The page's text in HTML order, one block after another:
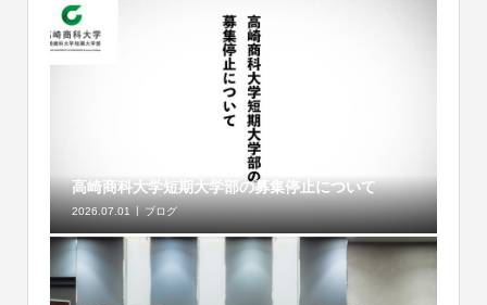
高崎商科大学短期大学部の募集停止について
2026.07.01 ブログ